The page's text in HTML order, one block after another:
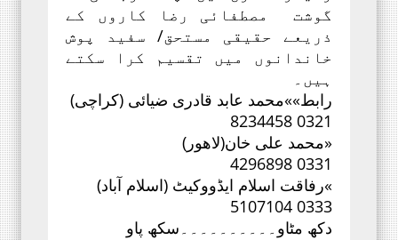
گوشت مصطفائی رضا کاروں کے
ذریعے حقیقی مستحق/ سفید پوش
خاندانوں میں تقسیم کرا سکتے
ہیں۔
رابط»»محمد عابد قادری ضیائی (کراچی)
0321 8234458
«محمد علی خان(لاھور)
0331 4296898
»رفاقت اسلام ایڈووکیٹ (اسلام آباد)
0333 5107104
دکھ مٹاو۔۔۔۔۔۔۔۔۔۔سکھ پاو